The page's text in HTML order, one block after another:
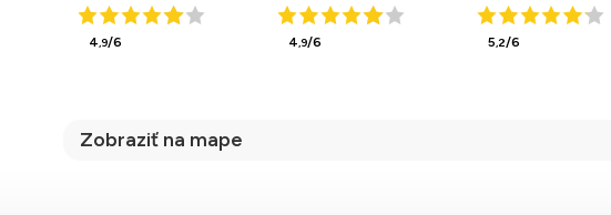
4,9/6 4,9/6 5,2/6
Zobraziť na mape